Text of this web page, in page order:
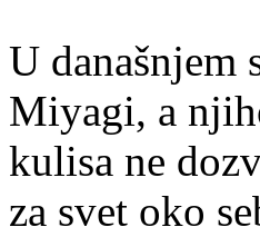
U današnjem
Miyagi, a
kulisa ne
za svet oko